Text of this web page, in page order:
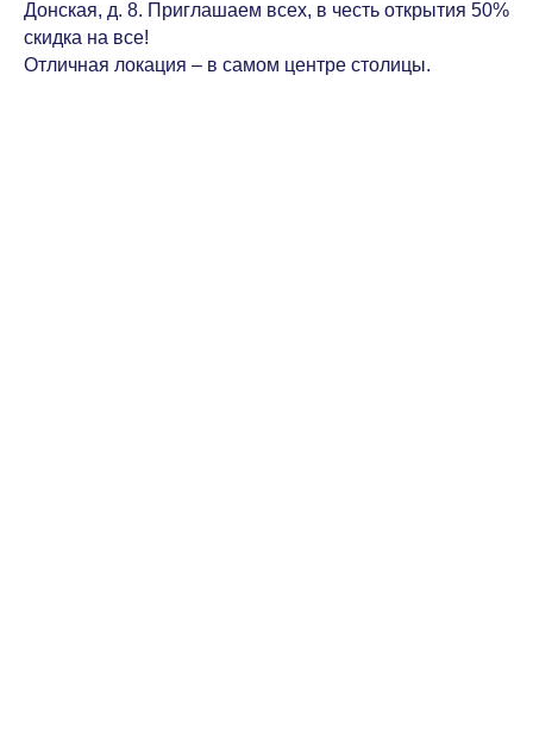
Донская, д. 8. Приглашаем всех, в честь открытия 50%
скидка на все!
Отличная локация – в самом центре столицы.